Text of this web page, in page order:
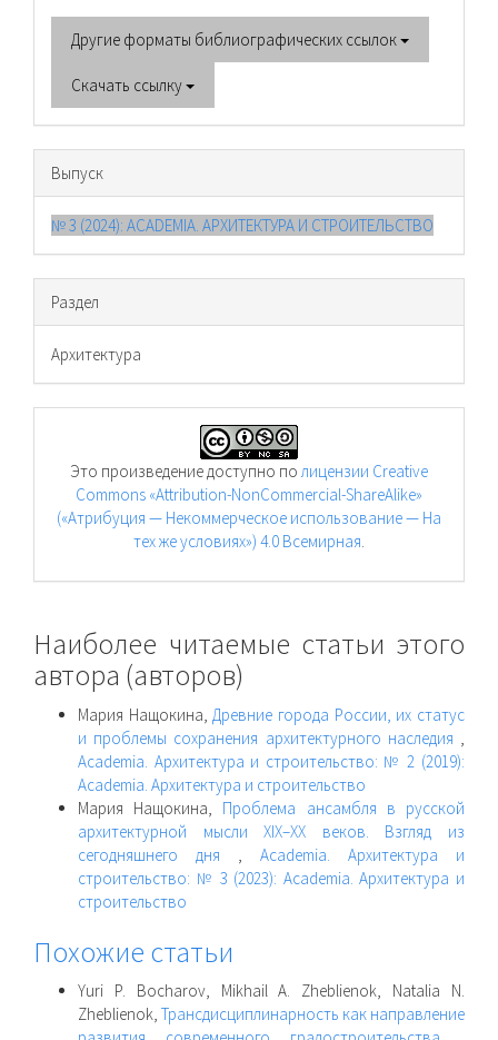
Другие форматы библиографических ссылок
Скачать ссылку
Выпуск
№ 3 (2024): ACADEMIA. АРХИТЕКТУРА И СТРОИТЕЛЬСТВО
Раздел
Архитектура
Это произведение доступно полицензии Creative
Commons «Attribution-NonCommercial-ShareAlike»
(«Атрибуция — Некоммерческое использование — На
тех же условиях») 4.0 Всемирная.
Наиболее читаемые статьи этого
автора (авторов)
Мария Нащокина,Древние города России, их статус
и проблемы сохранения архитектурного наследия ,
Academia. Архитектура и строительство: № 2 (2019):
Academia. Архитектура и строительство
Мария Нащокина, Проблема ансамбля в русской
архитектурной мысли XIX–XX веков. Взгляд из
сегодняшнего дня , Academia. Архитектура и
строительство: № 3 (2023): Academia. Архитектура и
строительство
Похожие статьи
Yuri P. Bocharov, Mikhail A. Zheblienok, Natalia N.
Zheblienok, Трансдисциплинарность как направление